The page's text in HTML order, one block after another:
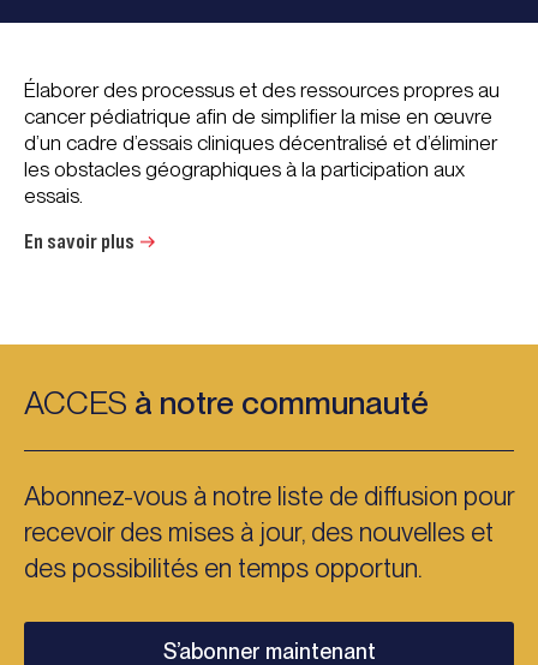
Élaborer des processus et des ressources propres au
cancer pédiatrique afin de simplifier la mise en œuvre
d’un cadre d’essais cliniques décentralisé et d’éliminer
les obstacles géographiques à la participation aux
essais.
En savoir plus
ACCES à notre communauté
Abonnez-vous à notre liste de diffusion pour
recevoir des mises à jour, des nouvelles et
des possibilités en temps opportun.
S’abonner maintenant